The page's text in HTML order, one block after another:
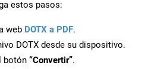
estos pasos:
web DOTX a PDF.
DOTX desde su dispositivo.
botón “Convertir”.